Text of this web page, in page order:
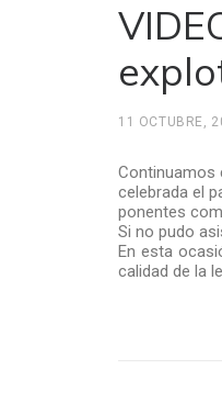
11 OCTUBRE,
Continuamos
celebrada el
ponentes
Si no pudo
En esta
calidad de la